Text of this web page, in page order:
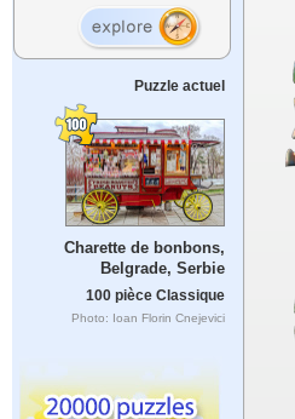
Puzzle actuel
Charette de bonbons,
Belgrade, Serbie
100 pièce Classique
Photo: Ioan Florin Cnejevici